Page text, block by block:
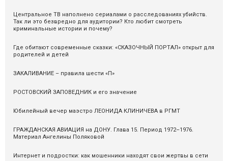
Центральное ТВ наполнено сериалами о расследованиях убийств.
Так ли это безвредно для аудитории? Кто любит смотреть
криминальные истории и почему?
Где обитают современные сказки: «СКАЗОЧНЫЙ ПОРТАЛ» открыт для
родителей и детей
ЗАКАЛИВАНИЕ – правила шести «П»
РОСТОВСКИЙ ЗАПОВЕДНИК и его значение
Юбилейный вечер маэстро ЛЕОНИДА КЛИНИЧЕВА в РГМТ
ГРАЖДАНСКАЯ АВИАЦИЯ на ДОНУ. Глава 15. Период 1972–1976.
Материал Ангелины Поляковой
Интернет и подростки: как мошенники находят свои жертвы в сети